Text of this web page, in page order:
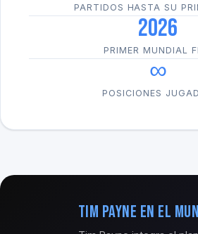
PARTIDOS HASTA SU
2026
PRIMER MUNDIAL
∞
POSICIONES
Tim Payne en el